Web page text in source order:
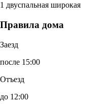
1 двуспальная широкая
Правила дома
Заезд
после 15:00
Отъезд
до 12:00